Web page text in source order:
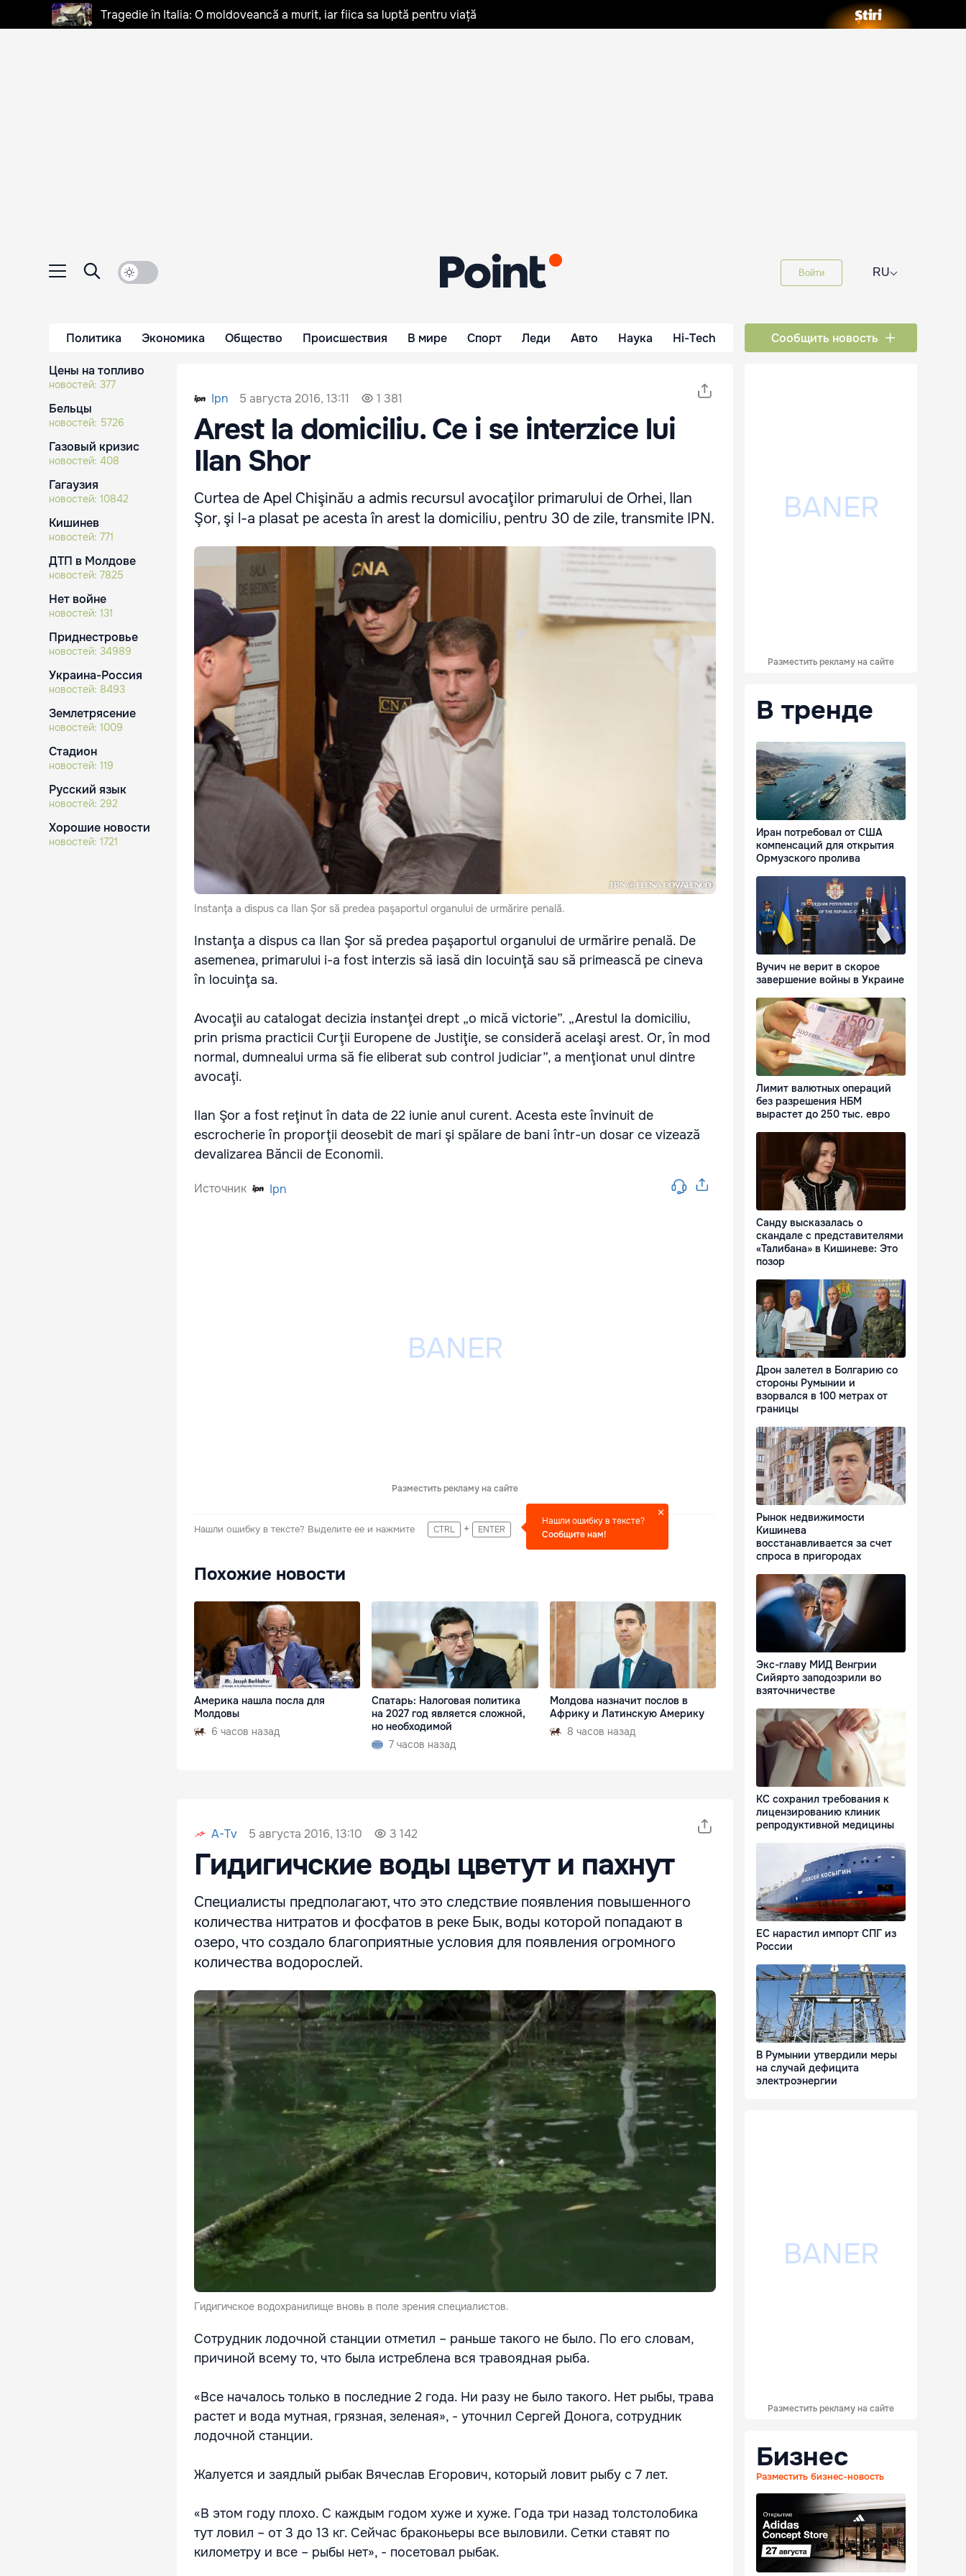
Tragedie în Italia: O moldoveancă a murit, iar fiica sa luptă pentru viață
Войти RU⌵
Политика Экономика Общество Происшествия В мире Спорт Леди Авто Наука Hi-Tech Сообщить новость
Цены на топливо
новостей: 377
Бельцы
новостей: 5726
Газовый кризис
новостей: 408
Гагаузия
новостей: 10842
Кишинев
новостей: 771
ДТП в Молдове
новостей: 7825
Нет войне
новостей: 131
Приднестровье
новостей: 34989
Украина-Россия
новостей: 8493
Землетрясение
новостей: 1009
Стадион
новостей: 119
Русский язык
новостей: 292
Хорошие новости
новостей: 1721
Ipn 5 августа 2016, 13:11 1 381
Arest la domiciliu. Ce i se interzice lui
Ilan Shor
Curtea de Apel Chişinău a admis recursul avocaţilor primarului de Orhei, Ilan
Şor, şi l-a plasat pe acesta în arest la domiciliu, pentru 30 de zile, transmite IPN.
Instanţa a dispus ca Ilan Şor să predea paşaportul organului de urmărire penală.
Instanţa a dispus ca Ilan Şor să predea paşaportul organului de urmărire penală. De
asemenea, primarului i-a fost interzis să iasă din locuinţă sau să primească pe cineva
în locuinţa sa.
Avocaţii au catalogat decizia instanţei drept „o mică victorie”. „Arestul la domiciliu,
prin prisma practicii Curţii Europene de Justiţie, se consideră acelaşi arest. Or, în mod
normal, dumnealui urma să fie eliberat sub control judiciar”, a menţionat unul dintre
avocaţi.
Ilan Şor a fost reţinut în data de 22 iunie anul curent. Acesta este învinuit de
escrocherie în proporţii deosebit de mari şi spălare de bani într-un dosar ce vizează
devalizarea Băncii de Economii.
Источник Ipn
Разместить рекламу на сайте
Нашли ошибку в тексте? Выделите ее и нажмите CTRL + ENTER
Нашли ошибку в тексте?
Сообщите нам!
Похожие новости
Америка нашла посла для
Молдовы
6 часов назад
Спатарь: Налоговая политика
на 2027 год является сложной,
но необходимой
7 часов назад
Молдова назначит послов в
Африку и Латинскую Америку
8 часов назад
A-Tv 5 августа 2016, 13:10 3 142
Гидигичские воды цветут и пахнут
Специалисты предполагают, что это следствие появления повышенного
количества нитратов и фосфатов в реке Бык, воды которой попадают в
озеро, что создало благоприятные условия для появления огромного
количества водорослей.
Гидигичское водохранилище вновь в поле зрения специалистов.
Сотрудник лодочной станции отметил – раньше такого не было. По его словам,
причиной всему то, что была истреблена вся травоядная рыба.
«Все началось только в последние 2 года. Ни разу не было такого. Нет рыбы, трава
растет и вода мутная, грязная, зеленая», - уточнил Сергей Донога, сотрудник
лодочной станции.
Жалуется и заядлый рыбак Вячеслав Егорович, который ловит рыбу с 7 лет.
«В этом году плохо. С каждым годом хуже и хуже. Года три назад толстолобика
тут ловил – от 3 до 13 кг. Сейчас браконьеры все выловили. Сетки ставят по
километру и все – рыбы нет», - посетовал рыбак.
Разместить рекламу на сайте
В тренде
Иран потребовал от США
компенсаций для открытия
Ормузского пролива
Вучич не верит в скорое
завершение войны в Украине
Лимит валютных операций
без разрешения НБМ
вырастет до 250 тыс. евро
Санду высказалась о
скандале с представителями
«Талибана» в Кишиневе: Это
позор
Дрон залетел в Болгарию со
стороны Румынии и
взорвался в 100 метрах от
границы
Рынок недвижимости
Кишинева
восстанавливается за счет
спроса в пригородах
Экс-главу МИД Венгрии
Сийярто заподозрили во
взяточничестве
КС сохранил требования к
лицензированию клиник
репродуктивной медицины
ЕС нарастил импорт СПГ из
России
В Румынии утвердили меры
на случай дефицита
электроэнергии
Разместить рекламу на сайте
Бизнес
Разместить бизнес-новость